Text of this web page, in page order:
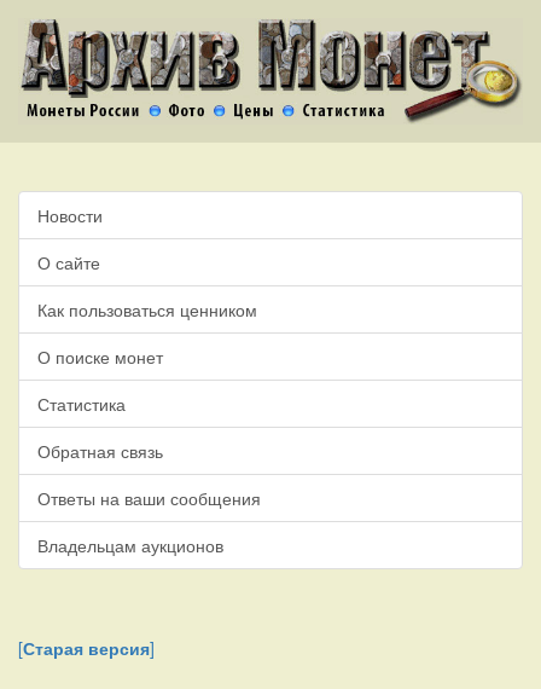
Новости
О сайте
Как пользоваться ценником
О поиске монет
Статистика
Обратная связь
Ответы на ваши сообщения
Владельцам аукционов
[Старая версия]